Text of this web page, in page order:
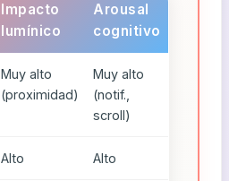
Impacto
lumínico
Arousal
cognitivo
Muy alto
(proximidad)
Muy alto
(notif.,
scroll)
Alto Alto